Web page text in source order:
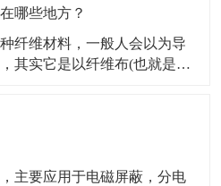
必购原料。广泛应用于冰
哪些地方？
纤维材料，一般人会以为导
其实它是以纤维布(也就是一
镀金导电布，镀炭导电布，
几种导电布从外观上有平纹
主要应用于电磁屏蔽，分电